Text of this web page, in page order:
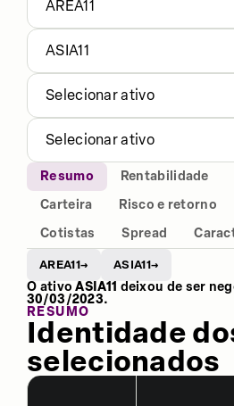
AREA11
ASIA11
Selecionar ativo
Selecionar ativo
Resumo Rentabilidade
Carteira
Risco e retorno
Cotistas
Spread
AREA11→ ASIA11→
O ativoASIA11 deixou de ser
30/03/2023.
RESUMO
Identidade
selecionados